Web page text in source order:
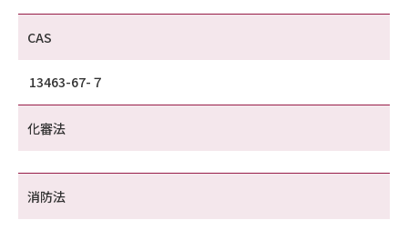
CAS
13463-67-７
化審法
消防法